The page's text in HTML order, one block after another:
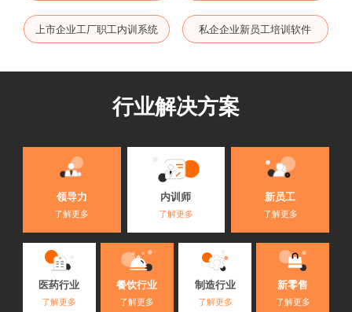
上市企业工厂职工内训系统 私企企业新员工培训软件
行业解决方案
领导力
了解更多
内训师
了解更多
新员工
了解更多
医药行业
了解更多
餐饮行业
了解更多
制造行业
了解更多
新零售
了解更多